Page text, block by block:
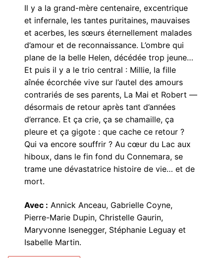
Il y a la grand-mère centenaire, excentrique
et infernale, les tantes puritaines, mauvaises
et acerbes, les sœurs éternellement malades
d’amour et de reconnaissance. L’ombre qui
plane de la belle Helen, décédée trop jeune…
Et puis il y a le trio central : Millie, la fille
aînée écorchée vive sur l’autel des amours
contrariés de ses parents, La Mai et Robert —
désormais de retour après tant d’années
d’errance. Et ça crie, ça se chamaille, ça
pleure et ça gigote : que cache ce retour ?
Qui va encore souffrir ? Au cœur du Lac aux
hiboux, dans le fin fond du Connemara, se
trame une dévastatrice histoire de vie… et de
mort.
Avec : Annick Anceau, Gabrielle Coyne,
Pierre-Marie Dupin, Christelle Gaurin,
Maryvonne Isenegger, Stéphanie Leguay et
Isabelle Martin.